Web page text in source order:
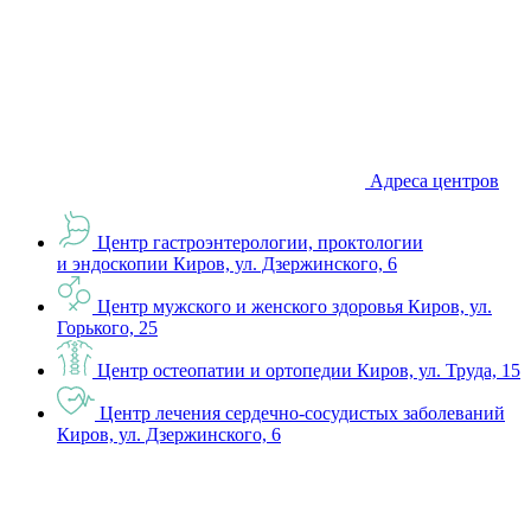
Адреса центров
Центр гастроэнтерологии, проктологии
и эндоскопии Киров, ул. Дзержинского, 6
Центр мужского и женского здоровья Киров, ул.
Горького, 25
Центр остеопатии и ортопедии Киров, ул. Труда, 15
Центр лечения сердечно-сосудистых заболеваний
Киров, ул. Дзержинского, 6